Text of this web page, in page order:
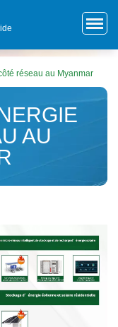
réseau au Myanmar
AU